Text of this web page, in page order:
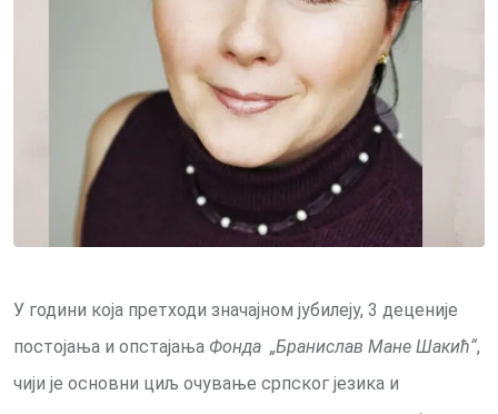
У години која претходи значајном јубилеју, 3 деценије
постојања и опстајања Фонда „Бранислав Мане Шакић“,
чији је основни циљ очување српског језика и